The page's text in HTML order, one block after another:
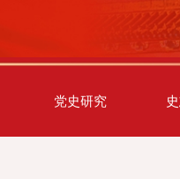
党史研究